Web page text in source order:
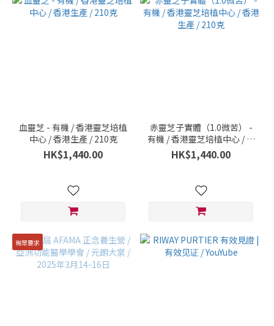
血靈芝 - 有機 / 香港靈芝培植
中心 / 香港生產 / 210克
HK$1,440.00
赤靈芝子實體（1.0微苦） -
有機 / 香港靈芝培植中心 / 香
港生產 / 210克
HK$1,440.00
徇眾要求